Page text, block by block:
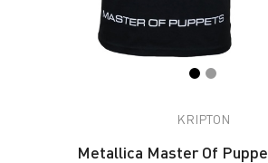
KRIPTON
Metallica Master Of